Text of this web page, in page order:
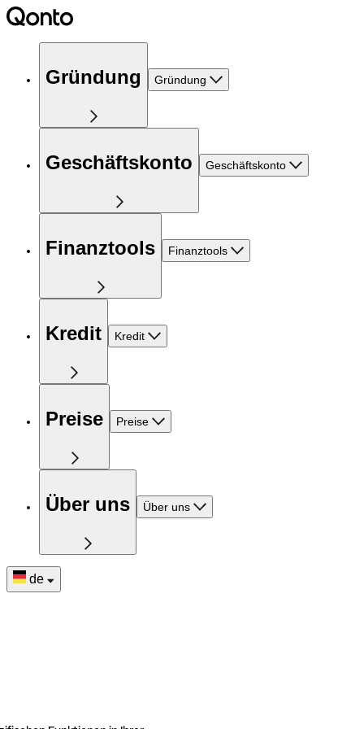
Gründung Gründung
Geschäftskonto Geschäftskonto
Finanztools Finanztools
Kredit Kredit
Preise Preise
Über uns Über uns
de